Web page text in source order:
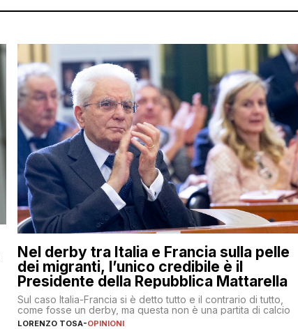
Nel derby tra Italia e Francia sulla pelle
dei migranti, l’unico credibile è il
Presidente della Repubblica Mattarella
Sul caso Italia-Francia si è detto tutto e il contrario di tutto,
come fosse un derby, ma questa non è una partita di calcio
LORENZO TOSA-OPINIONI